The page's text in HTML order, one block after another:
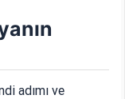
adımı ve